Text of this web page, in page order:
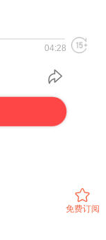
04:28
免费订阅